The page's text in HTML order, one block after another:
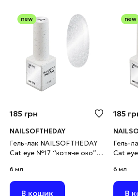
new
185 грн
NAILSOFTHEDAY
Гель-лак NAILSOFTHEDAY
Cat eye №17 “котяче око”
6 мл
6 мл
В кошик
new
185
Гель-
Cat
6 мл
6 мл
В